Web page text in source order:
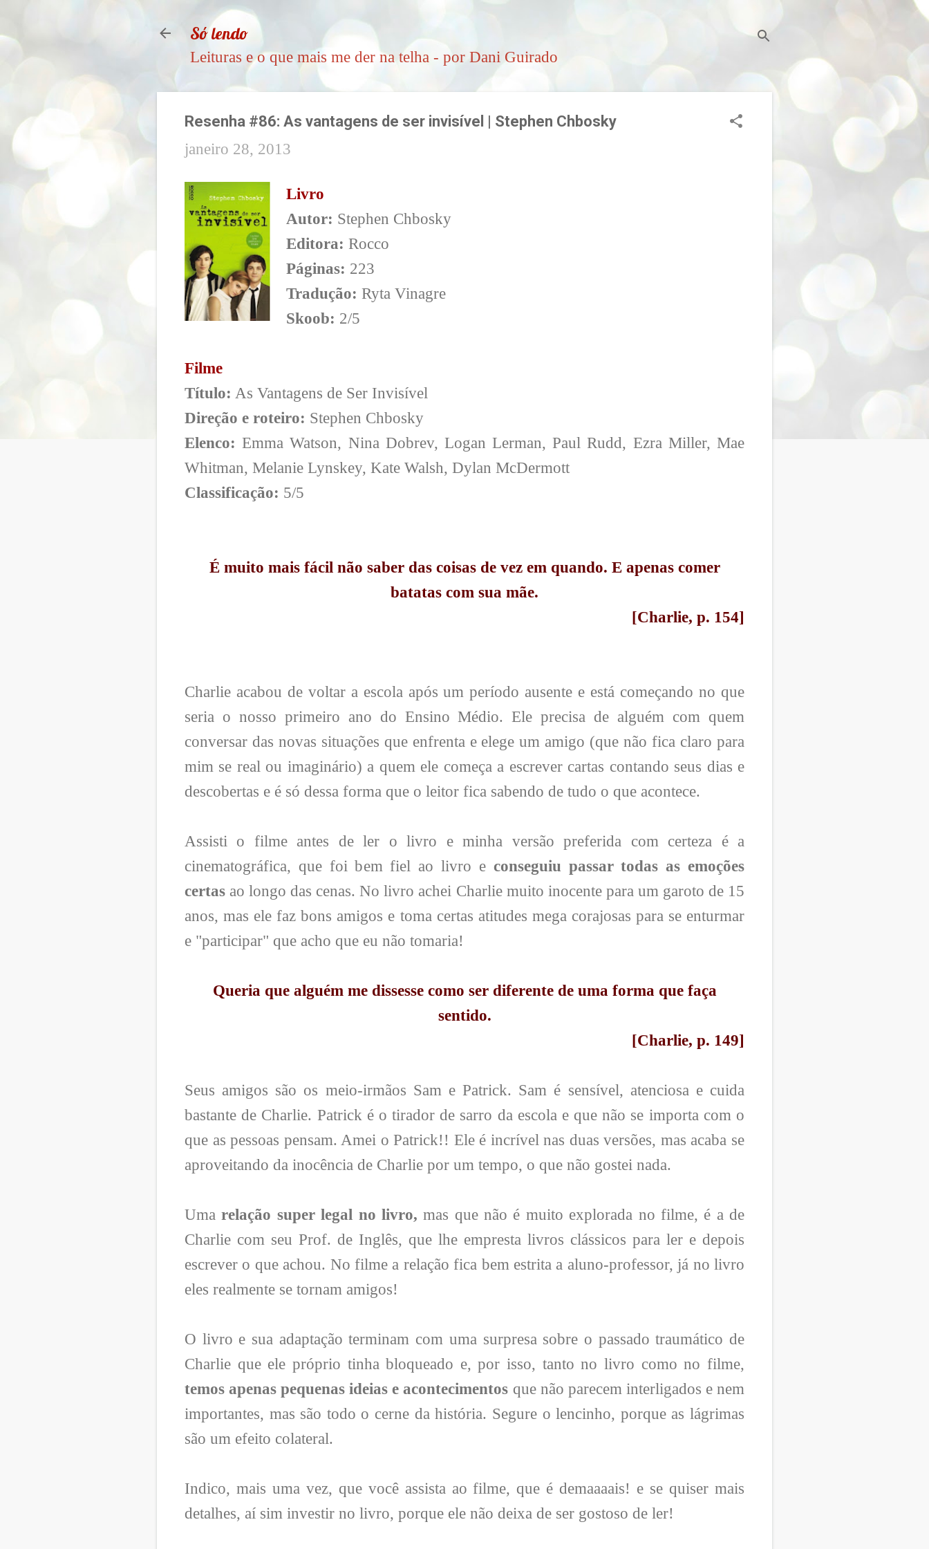
Só lendo
Leituras e o que mais me der na telha - por Dani Guirado
Resenha #86: As vantagens de ser invisível | Stephen Chbosky
janeiro 28, 2013
Livro
Autor: Stephen Chbosky
Editora: Rocco
Páginas: 223
Tradução: Ryta Vinagre
Skoob: 2/5
Filme
Título: As Vantagens de Ser Invisível
Direção e roteiro: Stephen Chbosky
Elenco:Emma Watson, Nina Dobrev, Logan Lerman, Paul Rudd, Ezra Miller, Mae
Whitman, Melanie Lynskey, Kate Walsh, Dylan McDermott
Classificação: 5/5
É muito mais fácil não saber das coisas de vez em quando. E apenas comer
batatas com sua mãe.
[Charlie, p. 154]
Charlie acabou de voltar a escola após um período ausente e está começando no que
seria o nosso primeiro ano do Ensino Médio. Ele precisa de alguém com quem
conversar das novas situações que enfrenta e elege um amigo (que não fica claro para
mim se real ou imaginário) a quem ele começa a escrever cartas contando seus dias e
descobertas e é só dessa forma que o leitor fica sabendo de tudo o que acontece.
Assisti o filme antes de ler o livro e minha versão preferida com certeza é a
cinematográfica, que foi bem fiel ao livro e conseguiu passar todas as emoções
certas ao longo das cenas. No livro achei Charlie muito inocente para um garoto de 15
anos, mas ele faz bons amigos e toma certas atitudes mega corajosas para se enturmar
e "participar" que acho que eu não tomaria!
Queria que alguém me dissesse como ser diferente de uma forma que faça
sentido.
[Charlie, p. 149]
Seus amigos são os meio-irmãos Sam e Patrick. Sam é sensível, atenciosa e cuida
bastante de Charlie. Patrick é o tirador de sarro da escola e que não se importa com o
que as pessoas pensam. Amei o Patrick!! Ele é incrível nas duas versões, mas acaba se
aproveitando da inocência de Charlie por um tempo, o que não gostei nada.
Umarelação super legal no livro, mas que não é muito explorada no filme, é a de
Charlie com seu Prof. de Inglês, que lhe empresta livros clássicos para ler e depois
escrever o que achou. No filme a relação fica bem estrita a aluno-professor, já no livro
eles realmente se tornam amigos!
O livro e sua adaptação terminam com uma surpresa sobre o passado traumático de
Charlie que ele próprio tinha bloqueado e, por isso, tanto no livro como no filme,
temos apenas pequenas ideias e acontecimentos que não parecem interligados e nem
importantes, mas são todo o cerne da história. Segure o lencinho, porque as lágrimas
são um efeito colateral.
Indico, mais uma vez, que você assista ao filme, que é demaaaais! e se quiser mais
detalhes, aí sim investir no livro, porque ele não deixa de ser gostoso de ler!